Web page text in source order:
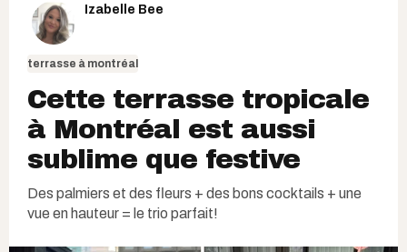
Izabelle Bee
terrasse à montréal
Cette terrasse tropicale
à Montréal est aussi
sublime que festive
Des palmiers et des fleurs + des bons cocktails + une
vue en hauteur = le trio parfait!